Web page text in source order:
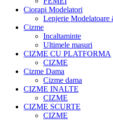
Ciorapi Modelatori
Lenjerie Modelatoare
Cizme
Incaltaminte
Ultimele masuri
CIZME CU PLATFORMA
CIZME
Cizme Dama
Cizme dama
CIZME INALTE
CIZME
CIZME SCURTE
CIZME